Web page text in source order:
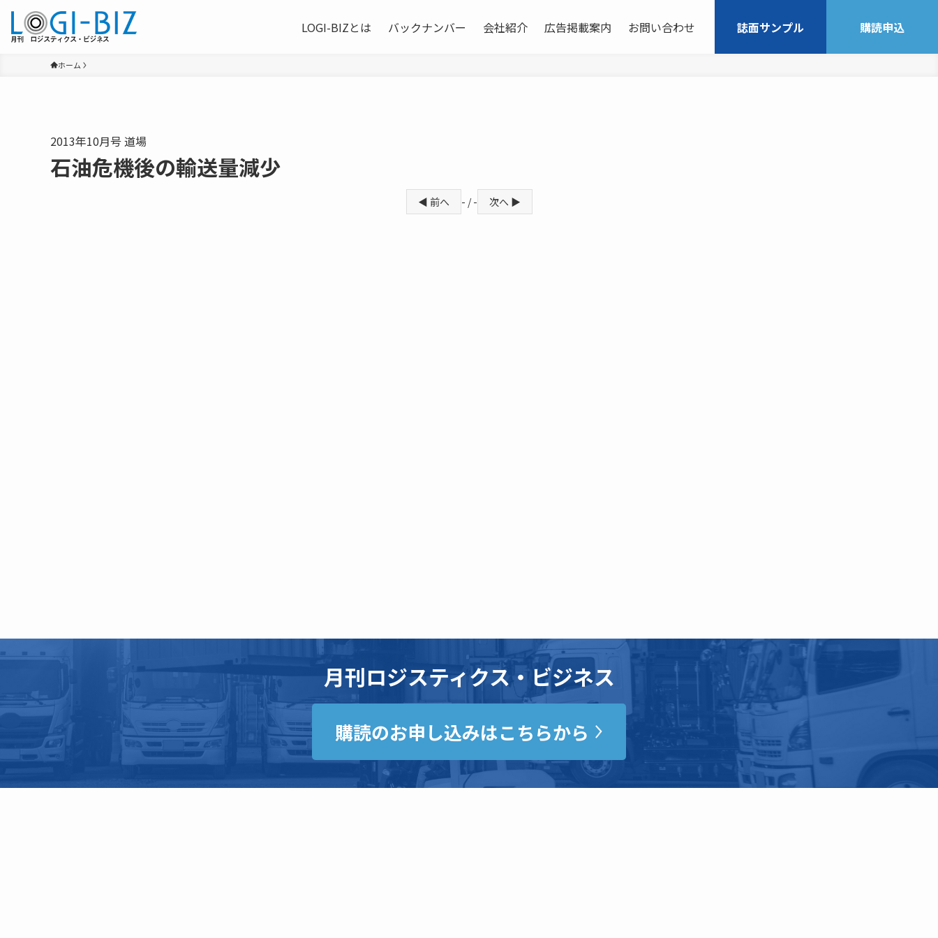
LOGI-BIZとは バックナンバー 会社紹介 広告掲載案内 お問い合わせ 誌面サンプル 購読申込
ホーム
2013年10月号 道場
石油危機後の輸送量減少
◀ 前へ - / - 次へ ▶
月刊ロジスティクス・ビジネス
購読のお申し込みはこちらから